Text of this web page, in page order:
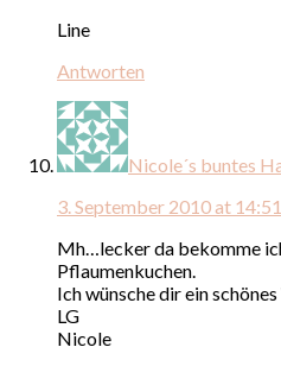
Line
Antworten
Nicole´s buntes
3. September 2010 at 14:51
Mh…lecker da bekomme
Pflaumenkuchen.
Ich wünsche dir ein
LG
Nicole